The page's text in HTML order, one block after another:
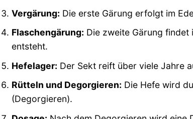
Vergärung: Die erste Gärung erfolgt im
Flaschengärung: Die zweite Gärung
entsteht.
Hefelager: Der Sekt reift über viele Jahre
Rütteln und Degorgieren: Die Hefe wird
(Degorgieren).